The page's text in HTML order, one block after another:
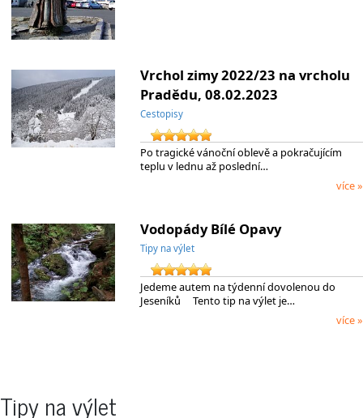
Vrchol zimy 2022/23 na vrcholu
Pradědu, 08.02.2023
Cestopisy
Po tragické vánoční oblevě a pokračujícím
teplu v lednu až poslední…
více »
Vodopády Bílé Opavy
Tipy na výlet
Jedeme autem na týdenní dovolenou do
Jeseníků Tento tip na výlet je…
více »
Tipy na výlet